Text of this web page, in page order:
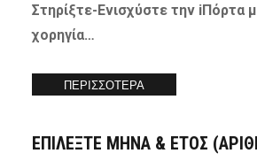
Στηρίξτε-Ενισχύστετην iΠόρτα
χορηγία…
ΠΕΡΙΣΣΟΤΕΡΑ
ΕΠΙΛΕΞΤΕ ΜΗΝΑ & ΕΤΟΣ